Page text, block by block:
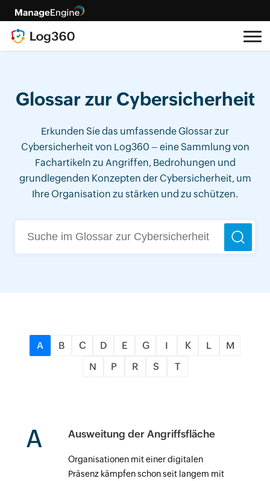
Glossar zur Cybersicherheit
Erkunden Sie das umfassende Glossar zur
Cybersicherheit von Log360 – eine Sammlung von
Fachartikeln zu Angriffen, Bedrohungen und
grundlegenden Konzepten der Cybersicherheit, um
Ihre Organisation zu stärken und zu schützen.
A B C D E G I K L
M
N
P R S T
A Ausweitung der Angriffsfläche
Organisationen mit einer digitalen
Präsenz kämpfen schon seit langem mit